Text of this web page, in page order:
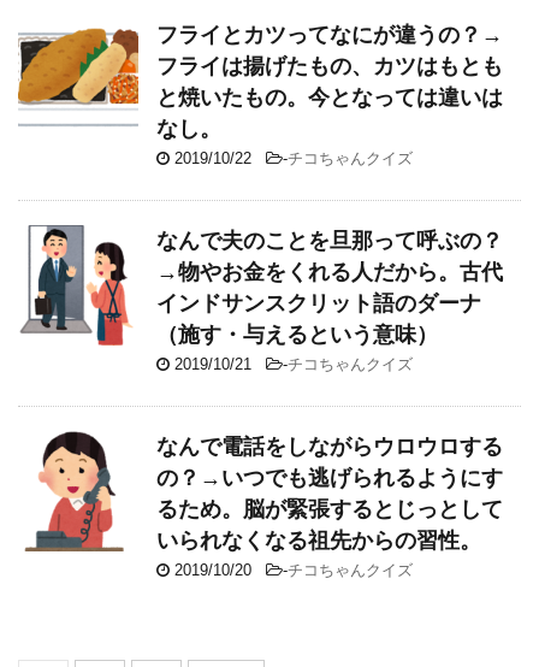
フライとカツってなにが違うの？→
フライは揚げたもの、カツはもとも
と焼いたもの。今となっては違いは
なし。
2019/10/22 -チコちゃんクイズ
なんで夫のことを旦那って呼ぶの？
→物やお金をくれる人だから。古代
インドサンスクリット語のダーナ
（施す・与えるという意味）
2019/10/21 -チコちゃんクイズ
なんで電話をしながらウロウロする
の？→いつでも逃げられるようにす
るため。脳が緊張するとじっとして
いられなくなる祖先からの習性。
2019/10/20 -チコちゃんクイズ